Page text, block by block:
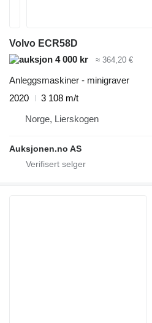
Volvo ECR58D
4 000 kr
≈ 364,20 €
Anleggsmaskiner - minigraver
2020
3 108 m/t
Norge, Lierskogen
Auksjonen.no AS